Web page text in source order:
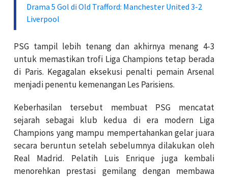
Drama 5 Gol di Old Trafford: Manchester United 3-2
Liverpool
PSG tampil lebih tenang dan akhirnya menang 4-3
untuk memastikan trofi Liga Champions tetap berada
di Paris. Kegagalan eksekusi penalti pemain Arsenal
menjadi penentu kemenangan Les Parisiens.
Keberhasilan tersebut membuat PSG mencatat
sejarah sebagai klub kedua di era modern Liga
Champions yang mampu mempertahankan gelar juara
secara beruntun setelah sebelumnya dilakukan oleh
Real Madrid. Pelatih Luis Enrique juga kembali
menorehkan prestasi gemilang dengan membawa